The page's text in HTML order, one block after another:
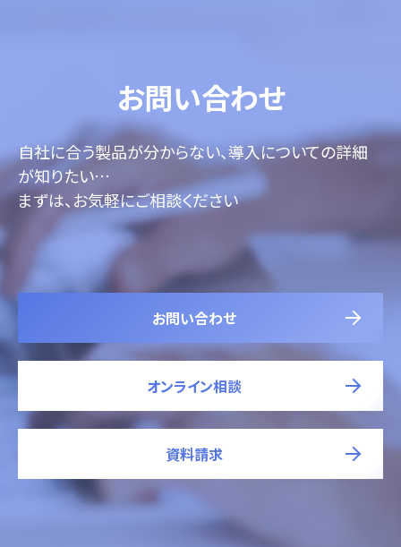
お問い合わせ
自社に合う製品が分からない、導入についての詳細
が知りたい…
まずは、お気軽にご相談ください
お問い合わせ
オンライン相談
資料請求